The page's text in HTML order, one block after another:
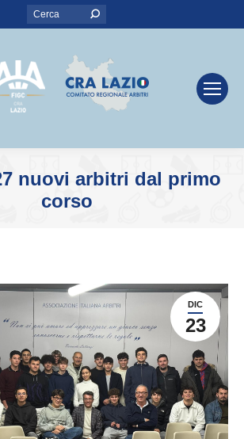
Search:
nuovi arbitri dal primo
corso
DIC
23